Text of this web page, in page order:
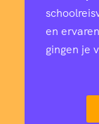
en
gingen je